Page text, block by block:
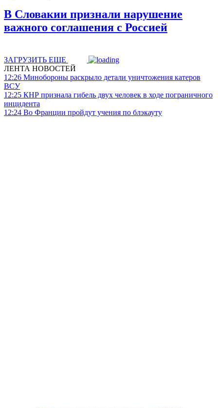
В Словакии признали нарушение
важного соглашения с Россией
ЗАГРУЗИТЬ ЕЩЕ
ЛЕНТА НОВОСТЕЙ
12:26 Минобороны раскрыло детали уничтожения катеров
ВСУ
12:25 КНР признала гибель двух человек в ходе пограничного
инцидента
12:24 Во Франции пройдут учения по блэкауту